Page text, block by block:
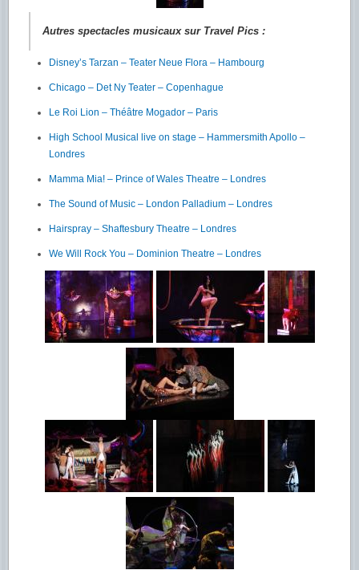
Autres spectacles musicaux sur Travel Pics :
Disney’s Tarzan – Teater Neue Flora – Hambourg
Chicago – Det Ny Teater – Copenhague
Le Roi Lion – Théâtre Mogador – Paris
High School Musical live on stage – Hammersmith Apollo –
Londres
Mamma Mia! – Prince of Wales Theatre – Londres
The Sound of Music – London Palladium – Londres
Hairspray – Shaftesbury Theatre – Londres
We Will Rock You – Dominion Theatre – Londres